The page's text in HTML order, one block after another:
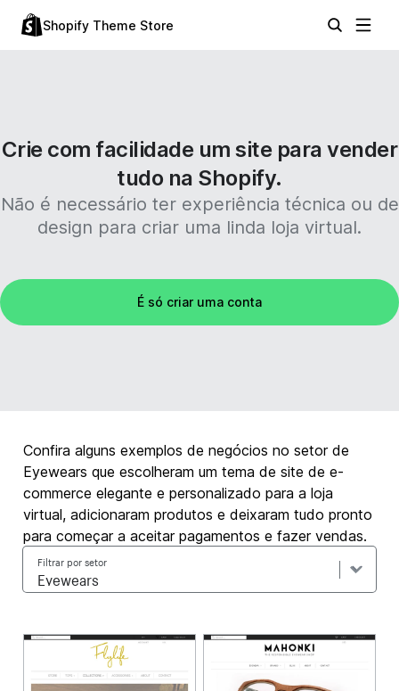
Shopify Theme Store
Crie com facilidade um site para vender
tudo na Shopify.
Não é necessário ter experiência técnica ou de
design para criar uma linda loja virtual.
É só criar uma conta
Confira alguns exemplos de negócios no setor de
Eyewears que escolheram um tema de site de e-
commerce elegante e personalizado para a loja
virtual, adicionaram produtos e deixaram tudo pronto
para começar a aceitar pagamentos e fazer vendas.
Filtrar por setor